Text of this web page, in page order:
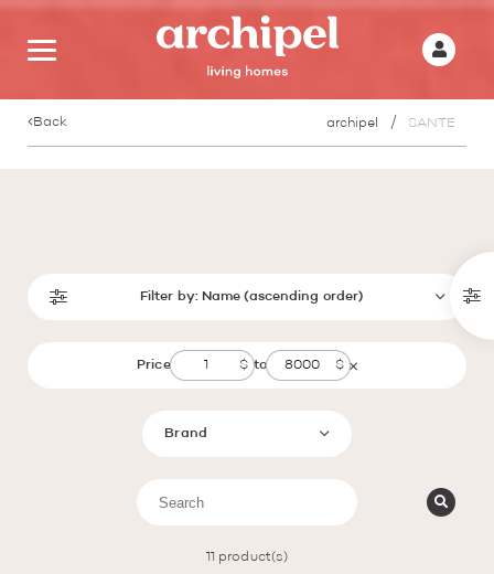
Back archipel SANTE
Filter by: Name (ascending order)
Price to
Brand
11 product(s)